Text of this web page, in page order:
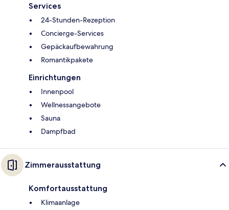
Services
24-Stunden-Rezeption
Concierge-Services
Gepäckaufbewahrung
Romantikpakete
Einrichtungen
Innenpool
Wellnessangebote
Sauna
Dampfbad
Zimmerausstattung
Komfortausstattung
Klimaanlage